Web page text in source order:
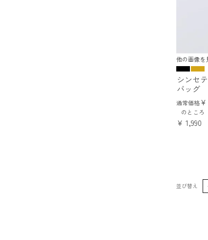
他の画像を
シンセ
バッグ
通常価格¥
のところ
¥ 1,990
並び替え